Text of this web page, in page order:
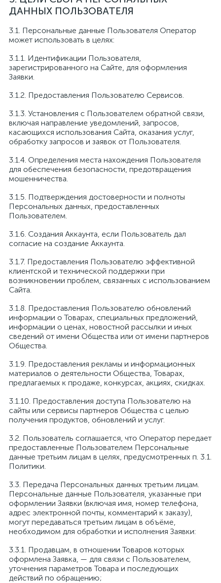
ДАННЫХ ПОЛЬЗОВАТЕЛЯ
3.1. Персональные данные Пользователя Оператор
может использовать в целях:
3.1.1. Идентификации Пользователя,
зарегистрированного на Сайте, для оформления
Заявки.
3.1.2. Предоставления Пользователю Сервисов.
3.1.3. Установления с Пользователем обратной связи,
включая направление уведомлений, запросов,
касающихся использования Сайта, оказания услуг,
обработку запросов и заявок от Пользователя.
3.1.4. Определения места нахождения Пользователя
для обеспечения безопасности, предотвращения
мошенничества.
3.1.5. Подтверждения достоверности и полноты
Персональных данных, предоставленных
Пользователем.
3.1.6. Создания Аккаунта, если Пользователь дал
согласие на создание Аккаунта.
3.1.7. Предоставления Пользователю эффективной
клиентской и технической поддержки при
возникновении проблем, связанных с использованием
Сайта.
3.1.8. Предоставления Пользователю обновлений
информации о Товарах, специальных предложений,
информации о ценах, новостной рассылки и иных
сведений от имени Общества или от имени партнеров
Общества.
3.1.9. Предоставления рекламы и информационных
материалов о деятельности Общества, Товарах,
предлагаемых к продаже, конкурсах, акциях, скидках.
3.1.10. Предоставления доступа Пользователю на
сайты или сервисы партнеров Общества с целью
получения продуктов, обновлений и услуг.
3.2. Пользователь соглашается, что Оператор передает
предоставленные Пользователем Персональные
данные третьим лицам в целях, предусмотренных п. 3.1.
Политики.
3.3. Передача Персональных данных третьим лицам.
Персональные данные Пользователя, указанные при
оформлении Заявки (включая имя, номер телефона,
адрес электронной почты, комментарий к заказу),
могут передаваться третьим лицам в объёме,
необходимом для обработки и исполнения Заявки:
3.3.1. Продавцам, в отношении Товаров которых
оформлена Заявка, — для связи с Пользователем,
уточнения параметров Товара и последующих
действий по обращению;